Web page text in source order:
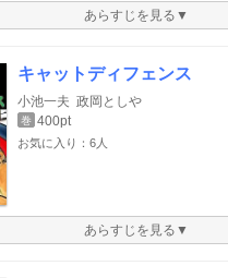
あらすじを見る▼
キャットディフェンス
小池一夫 政岡としや
巻 400pt
お気に入り：6人
あらすじを見る▼